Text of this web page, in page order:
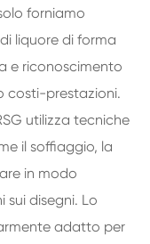
forniamo
liquore di forma
e riconoscimento
costi-prestazioni.
utilizza tecniche
il soffiaggio, la
in modo
sui disegni. Lo
adatto per